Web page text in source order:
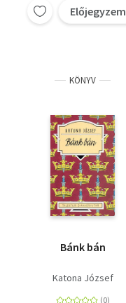
Előjegyzem
KÖNYV
Bánk bán
Katona József